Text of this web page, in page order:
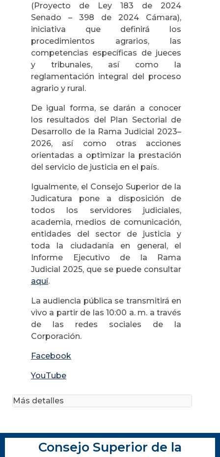
(Proyecto de Ley 183 de 2024
Senado – 398 de 2024 Cámara),
iniciativa que definirá los
procedimientos agrarios, las
competencias específicas de jueces
y tribunales, así como la
reglamentación integral del proceso
agrario y rural.
De igual forma, se darán a conocer
los resultados del Plan Sectorial de
Desarrollo de la Rama Judicial 2023–
2026, así como otras acciones
orientadas a optimizar la prestación
del servicio de justicia en el país.
Igualmente, el Consejo Superior de la
Judicatura pone a disposición de
todos los servidores judiciales,
academia, medios de comunicación,
entidades del sector de justicia y
toda la ciudadanía en general, el
Informe Ejecutivo de la Rama
Judicial 2025, que se puede consultar
aquí.
La audiencia pública se transmitirá en
vivo a partir de las 10:00 a. m. a través
de las redes sociales de la
Corporación.
Facebook
YouTube
Más detalles
Consejo Superior de la